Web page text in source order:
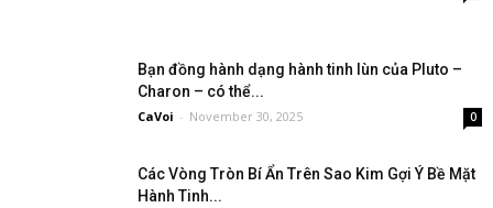
Bạn đồng hành dạng hành tinh lùn của Pluto –
Charon – có thể...
CaVoi - November 30, 2025 0
Các Vòng Tròn Bí Ẩn Trên Sao Kim Gợi Ý Bề Mặt
Hành Tinh...